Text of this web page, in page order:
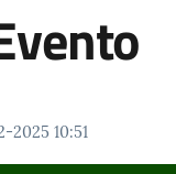
2025 10:51